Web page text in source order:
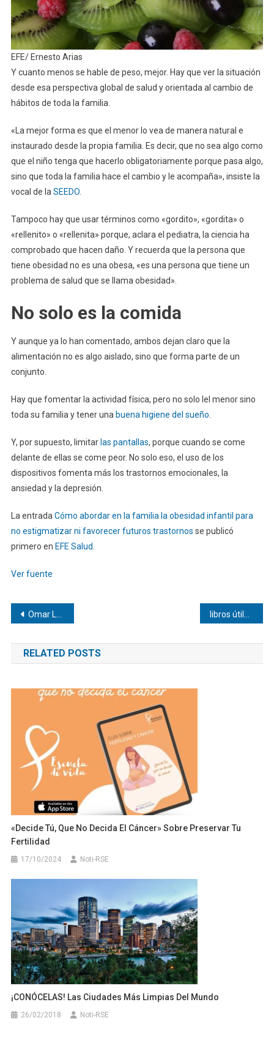
EFE/ Ernesto Arias
Y cuanto menos se hable de peso, mejor. Hay que ver la situación
desde esa perspectiva global de salud y orientada al cambio de
hábitos de toda la familia.
«La mejor forma es que el menor lo vea de manera natural e
instaurado desde la propia familia. Es decir, que no sea algo como
que el niño tenga que hacerlo obligatoriamente porque pasa algo,
sino que toda la familia hace el cambio y le acompaña», insiste la
vocal de laSEEDO.
Tampoco hay que usar términos como «gordito», «gordita» o
«rellenito» o «rellenita» porque, aclara el pediatra, la ciencia ha
comprobado que hacen daño. Y recuerda que la persona que
tiene obesidad no es una obesa, «es una persona que tiene un
problema de salud que se llama obesidad».
No solo es la comida
Y aunque ya lo han comentado, ambos dejan claro que la
alimentación no es algo aislado, sino que forma parte de un
conjunto.
Hay que fomentar la actividad física, pero no solo lel menor sino
toda su familia y tener una buena higiene del sueño.
Y, por supuesto, limitar las pantallas, porque cuando se come
delante de ellas se come peor. No solo eso, el uso de los
dispositivos fomenta más los trastornos emocionales, la
ansiedad y la depresión.
La entradaCómo abordar en la familia la obesidad infantil para
no estigmatizar ni favorecer futuros trastornos se publicó
primero en EFE Salud.
Ver fuente
Navegación
de
entradas
Omar López buscará el bicampeonato con Santurce libros útiles para casa y el aula
RELATED POSTS
«Decide Tú, Que No Decida El Cáncer» Sobre Preservar Tu
Fertilidad
17/10/2024 Noti-RSE
¡CONÓCELAS! Las Ciudades Más Limpias Del Mundo
26/02/2018 Noti-RSE